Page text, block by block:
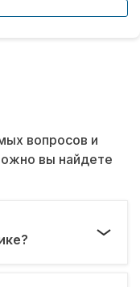
вопросов и
вы найдете